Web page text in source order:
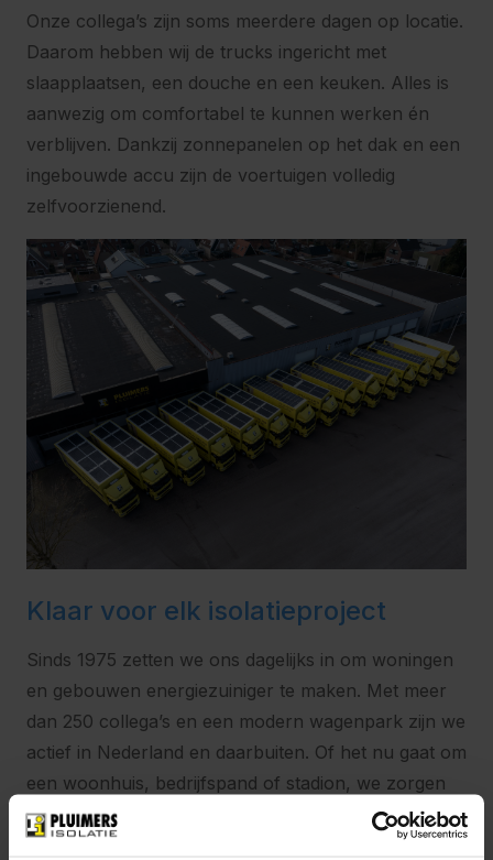
Onze collega’s zijn soms meerdere dagen op locatie.
Daarom hebben wij de trucks ingericht met
slaapplaatsen, een douche en een keuken. Alles is
aanwezig om comfortabel te kunnen werken én
verblijven. Dankzij zonnepanelen op het dak en een
ingebouwde accu zijn de voertuigen volledig
zelfvoorzienend.
Klaar voor elk isolatieproject
Sinds 1975 zetten we ons dagelijks in om woningen
en gebouwen energiezuiniger te maken. Met meer
dan 250 collega’s en een modern wagenpark zijn we
actief in Nederland en daarbuiten. Of het nu gaat om
een woonhuis, bedrijfspand of stadion, we zorgen
voor een passende oplossing en voeren het werk
efficiënt en professioneel uit.